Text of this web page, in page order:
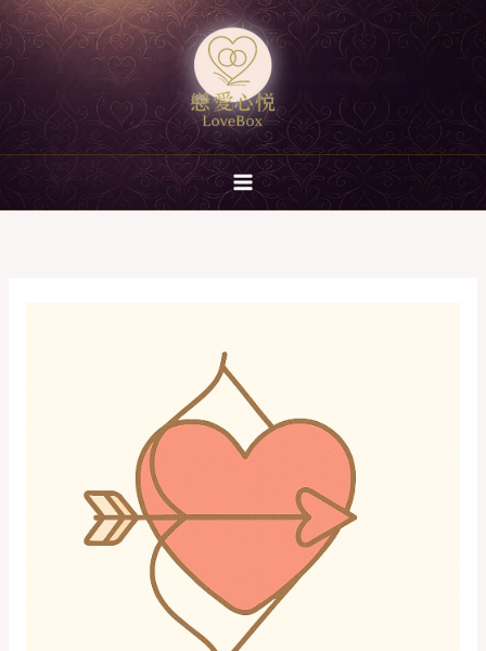
跳
至
主
要
內